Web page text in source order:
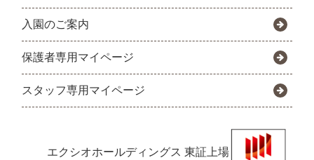
入園のご案内
保護者専用マイページ
スタッフ専用マイページ
エクシオホールディングス 東証上場